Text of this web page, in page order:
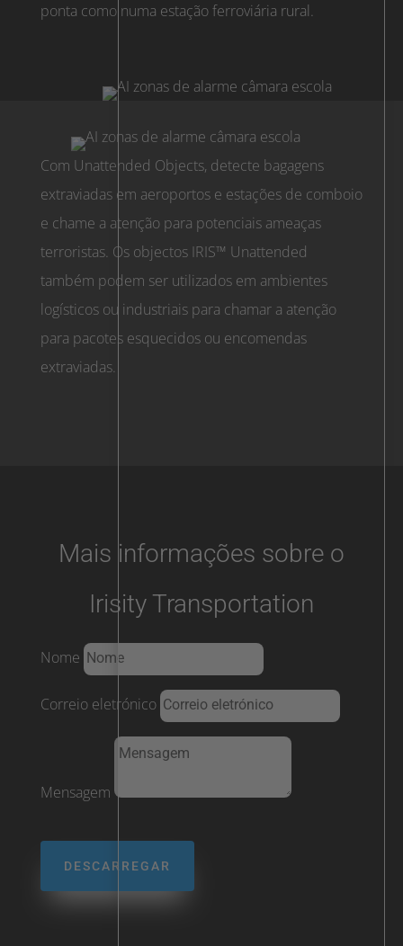
ponta como numa estação ferroviária rural.
Com Unattended Objects, detecte bagagens
extraviadas em aeroportos e estações de comboio
e chame a atenção para potenciais ameaças
terroristas. Os objectos IRIS™ Unattended
também podem ser utilizados em ambientes
logísticos ou industriais para chamar a atenção
para pacotes esquecidos ou encomendas
extraviadas.
Mais informações sobre o
Irisity Transportation
Nome
Correio eletrónico
Mensagem
DESCARREGAR